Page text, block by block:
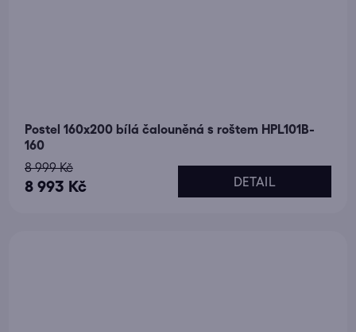
Postel 160x200 bílá čalouněná s roštem HPL101B-
160
8 993 Kč
8 999 Kč
DETAIL